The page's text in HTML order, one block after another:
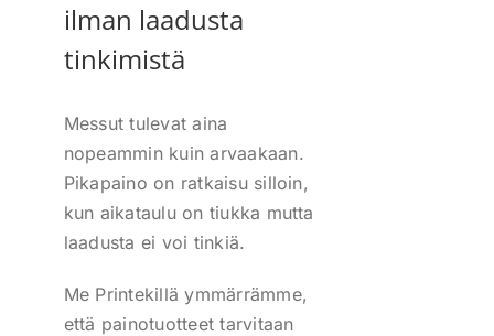
ilman laadusta
tinkimistä
Messut tulevat aina
nopeammin kuin arvaakaan.
Pikapaino on ratkaisu silloin,
kun aikataulu on tiukka mutta
laadusta ei voi tinkiä.
Me Printekillä ymmärrämme,
että painotuotteet tarvitaan